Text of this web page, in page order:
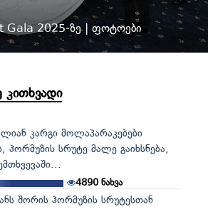
Gala 2025-ზე | ფოტოები
კითხვადი
კარგი მოლაპარაკებები
ჰორმუზის სრუტე მალე გაიხსნება,
4890ნახვა
შორის ჰორმუზის სრუტესთან